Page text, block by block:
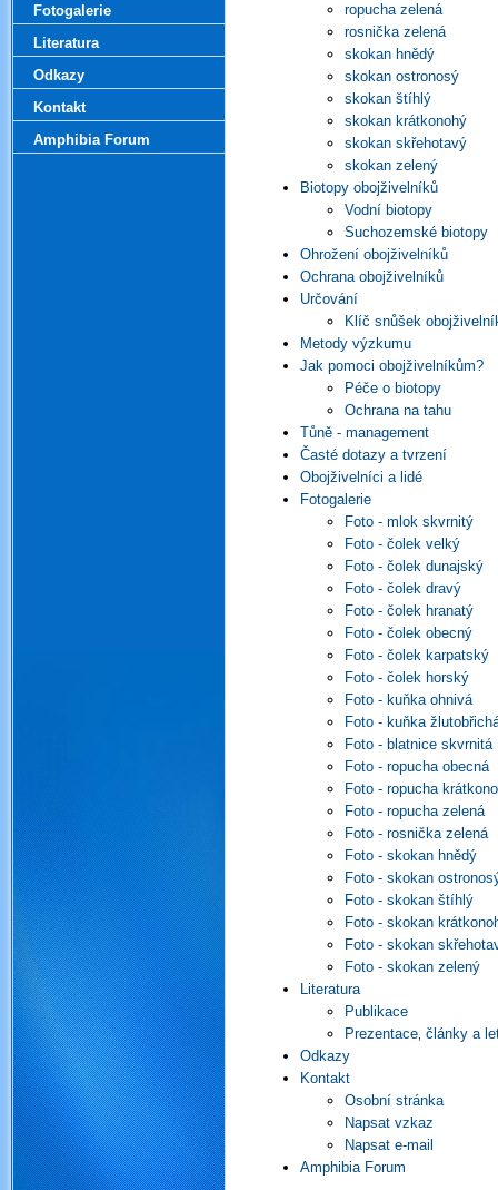
ropucha zelená
rosnička zelená
skokan hnědý
skokan ostronosý
skokan štíhlý
skokan krátkonohý
skokan skřehotavý
skokan zelený
Biotopy obojživelníků
Vodní biotopy
Suchozemské biotopy
Ohrožení obojživelníků
Ochrana obojživelníků
Určování
Klíč snůšek
Metody výzkumu
Jak pomoci obojživelníkům?
Péče o biotopy
Ochrana na tahu
Tůně - management
Časté dotazy a tvrzení
Obojživelníci a lidé
Fotogalerie
Foto - mlok skvrnitý
Foto - čolek velký
Foto - čolek dunajský
Foto - čolek dravý
Foto - čolek hranatý
Foto - čolek obecný
Foto - čolek karpatský
Foto - čolek horský
Foto - kuňka ohnivá
Foto - kuňka
Foto - blatnice skvrnitá
Foto - ropucha obecná
Foto - ropucha
Foto - ropucha zelená
Foto - rosnička zelená
Foto - skokan hnědý
Foto - skokan
Foto - skokan štíhlý
Foto - skokan
Foto - skokan
Foto - skokan zelený
Literatura
Publikace
Prezentace‚ články a
Odkazy
Kontakt
Osobní stránka
Napsat vzkaz
Napsat e-mail
Amphibia Forum
Fotogalerie
Literatura
Odkazy
Kontakt
Amphibia Forum